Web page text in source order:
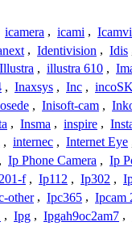
icamera , icami ,
, Identivision , Idis
Illustra , illustra 610 ,
, Inaxsys , Inc ,
, Inisoft-cam ,
, Insma , inspire ,
, internec , Internet Eye
, Ip Phone Camera , Ip
f , Ip112 , Ip302 ,
other , Ipc365 , Ipcam
, Ipg , Ipgah9oc2am7 ,